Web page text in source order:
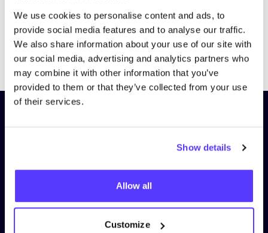
We use cookies to personalise content and ads, to
provide social media features and to analyse our traffic.
We also share information about your use of our site with
our social media, advertising and analytics partners who
may combine it with other information that you’ve
provided to them or that they’ve collected from your use
of their services.
Show details
Allow all
Customize
PreviousNext